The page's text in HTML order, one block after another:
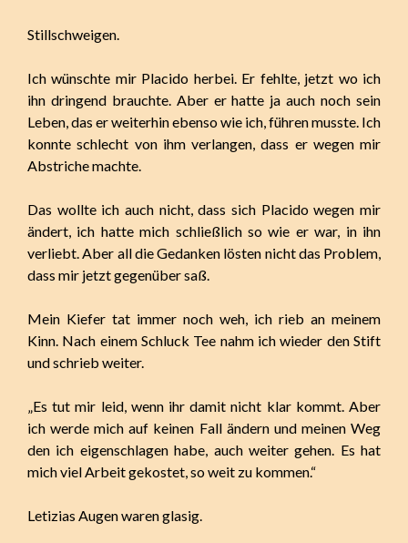
Stillschweigen.
Ich wünschte mir Placido herbei. Er fehlte, jetzt wo ich
ihn dringend brauchte. Aber er hatte ja auch noch sein
Leben, das er weiterhin ebenso wie ich, führen musste. Ich
konnte schlecht von ihm verlangen, dass er wegen mir
Abstriche machte.
Das wollte ich auch nicht, dass sich Placido wegen mir
ändert, ich hatte mich schließlich so wie er war, in ihn
verliebt. Aber all die Gedanken lösten nicht das Problem,
dass mir jetzt gegenüber saß.
Mein Kiefer tat immer noch weh, ich rieb an meinem
Kinn. Nach einem Schluck Tee nahm ich wieder den Stift
und schrieb weiter.
„Es tut mir leid, wenn ihr damit nicht klar kommt. Aber
ich werde mich auf keinen Fall ändern und meinen Weg
den ich eigenschlagen habe, auch weiter gehen. Es hat
mich viel Arbeit gekostet, so weit zu kommen.“
Letizias Augen waren glasig.